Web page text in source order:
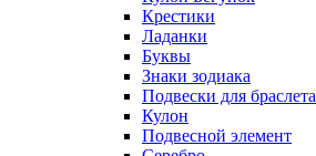
Крестики
Ладанки
Буквы
Знаки зодиака
Подвески для браслета
Кулон
Подвесной элемент